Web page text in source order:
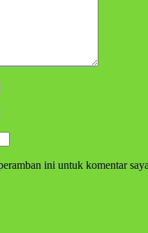
ini untuk komentar